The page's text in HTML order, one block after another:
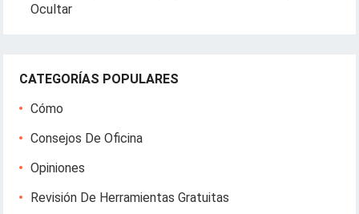
Ocultar
CATEGORÍAS POPULARES
Cómo
Consejos De Oficina
Opiniones
Revisión De Herramientas Gratuitas